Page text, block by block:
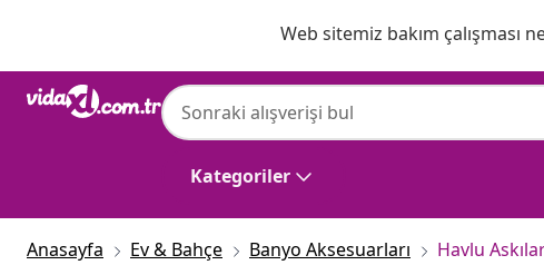
Web sitemiz bakım çalışması
Kategoriler
Anasayfa Ev & Bahçe Banyo Aksesuarları Havlu